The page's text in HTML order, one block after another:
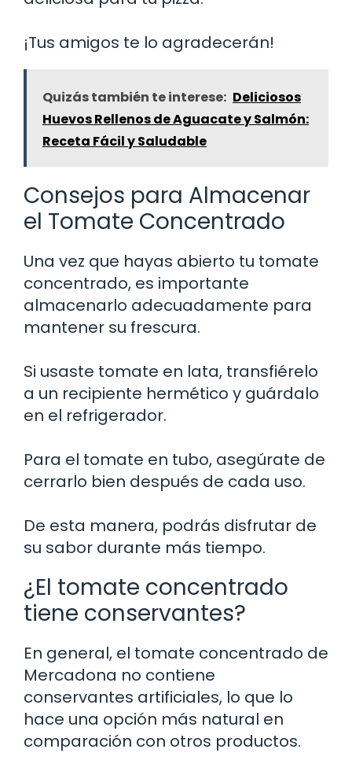
¡Tus amigos te lo agradecerán!
Quizás también te interese: Deliciosos
Huevos Rellenos de Aguacate y Salmón:
Receta Fácil y Saludable
Consejos para Almacenar
el Tomate Concentrado
Una vez que hayas abierto tu tomate
concentrado, es importante
almacenarlo adecuadamente para
mantener su frescura.
Si usaste tomate en lata, transfiérelo
a un recipiente hermético y guárdalo
en el refrigerador.
Para el tomate en tubo, asegúrate de
cerrarlo bien después de cada uso.
De esta manera, podrás disfrutar de
su sabor durante más tiempo.
¿El tomate concentrado
tiene conservantes?
En general, el tomate concentrado de
Mercadona no contiene
conservantes artificiales, lo que lo
hace una opción más natural en
comparación con otros productos.